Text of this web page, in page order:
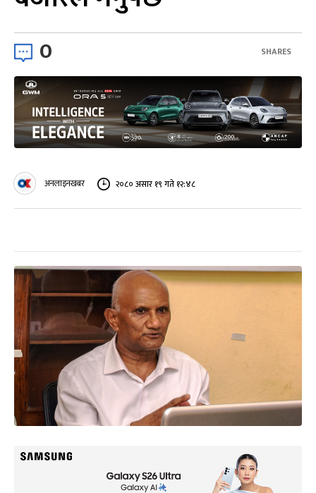
0 SHARES
अनलाइनखबर २०८० असार १९ गते १२:४८